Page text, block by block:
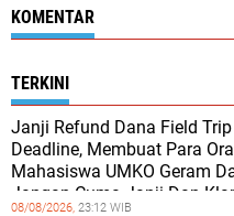
KOMENTAR
TERKINI
Janji Refund Dana Field
Deadline, Membuat Para
Mahasiswa UMKO Geram
Jangan Cuma Janji Dan
08/08/2026, 23:12 WIB